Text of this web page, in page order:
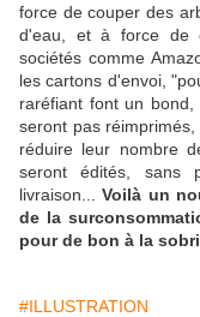
force de couper des
d'eau, et à force de
sociétés comme
les cartons d'envoi,
raréfiant font un
seront pas
réduire leur nombre
seront édités, sans
livraison...Voilà un
de la
pour de bon à la
#ILLUSTRATION